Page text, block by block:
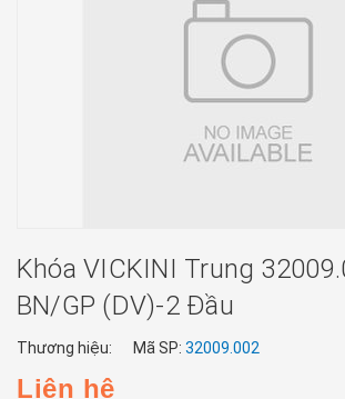
Khóa VICKINI Trung
BN/GP (DV)-2 Đầu
Thương hiệu: Mã SP: 32009.002
Liên hệ